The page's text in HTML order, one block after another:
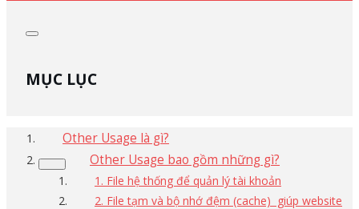
MỤC LỤC
Other Usage là gì?
Other Usage bao gồm những gì?
1. File hệ thống để quản lý tài khoản
2. File tạm và bộ nhớ đệm (cache) giúp website